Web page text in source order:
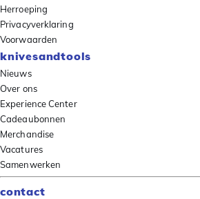
Herroeping
Privacyverklaring
Voorwaarden
knivesandtools
Nieuws
Over ons
Experience Center
Cadeaubonnen
Merchandise
Vacatures
Samenwerken
contact